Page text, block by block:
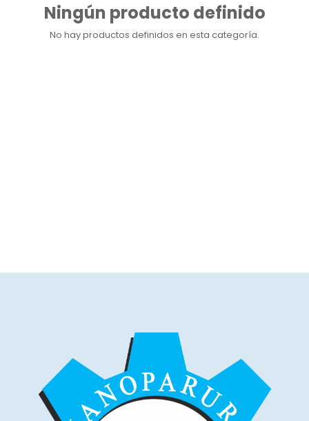
Ningún producto definido
No hay productos definidos en esta categoría.